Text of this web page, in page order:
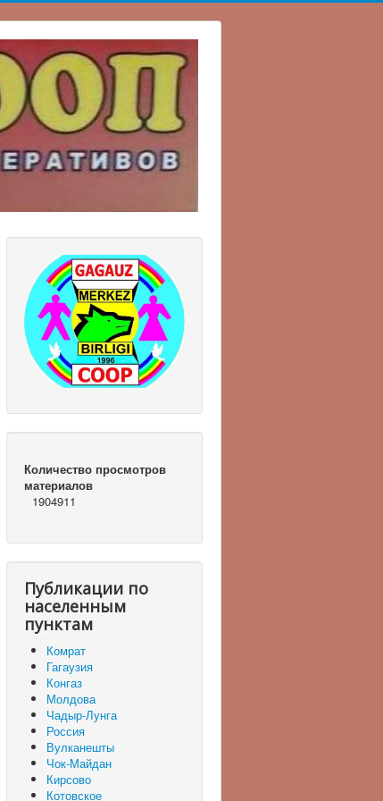
Количество просмотров
материалов
1904911
Публикации по
населенным
пунктам
Комрат
Гагаузия
Конгаз
Молдова
Чадыр-Лунга
Россия
Вулканешты
Чок-Майдан
Кирсово
Котовское